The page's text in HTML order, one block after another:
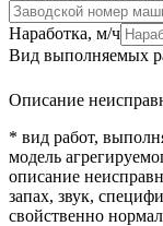
Наработка, м/ч
Вид выполняемых
Описание
* вид работ,
модель
описание
запах, звук,
свойственно